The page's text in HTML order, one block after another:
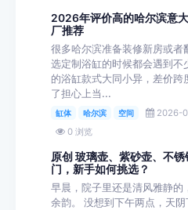
2026年评价高的哈尔滨意
厂推荐
很多哈尔滨准备装修新房或者
选定制浴缸的时候都会遇到不
的浴缸款式大同小异，差价跨
了担心上当...
缸体 哈尔滨 空间 2026-
0 浏览
原创 玻璃壶、紫砂壶、不
门，新手如何挑选？
早晨，院子里还是清风雅静的
余韵。 没想到下午两点，天